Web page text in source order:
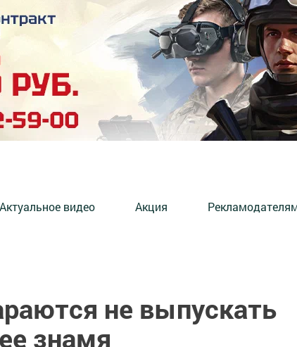
Актуальное видео Акция
не выпускать
знамя